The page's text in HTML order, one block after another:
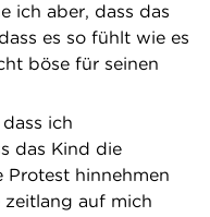
ich aber, dass das
es so fühlt wie es
böse für seinen
ich
das Kind die
Protest hinnehmen
auf mich